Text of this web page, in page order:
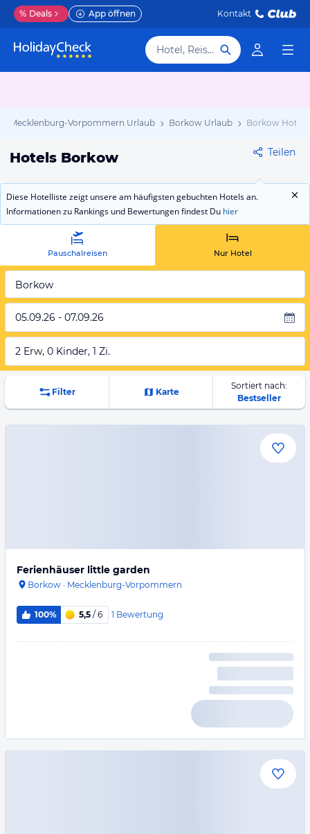
% Deals App öffnen Kontakt
Hotel, Reiseziel
Mecklenburg-Vorpommern Urlaub Borkow Urlaub Borkow Hotels
Hotels Borkow Teilen
Diese Hotelliste zeigt unsere am häufigsten gebuchten Hotels an.
Informationen zu Rankings und Bewertungen findest Du hier
Pauschalreisen Nur Hotel
Borkow
05.09.26 - 07.09.26
2 Erw, 0 Kinder, 1 Zi.
Filter Karte
Sortiert nach:
Bestseller
Ferienhäuser little garden
Borkow · Mecklenburg-Vorpommern
100% 5,5 / 6 1 Bewertung